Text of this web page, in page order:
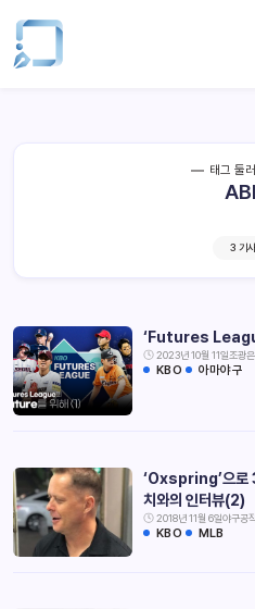
태그 둘
3 기사
‘Futures
2023년 10월 11일조광은
KBO 아마야구
‘Oxspring’으로
치와의 인터뷰(2)
2018년 11월 6일야구공
KBO MLB